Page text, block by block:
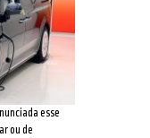
esse
ou de